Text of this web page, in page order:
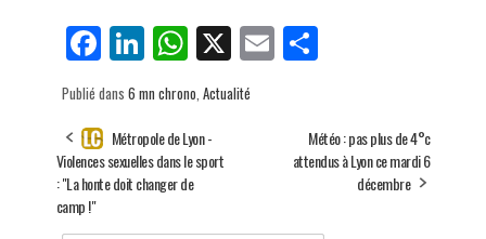
Fa
ce
bo
ok
Li
nk
ed
In
W
ha
ts
Ap
p
X E
m
Pa
rt
er
Publié dans 6 mn chrono Actualité
Métropole de Lyon -
Violences sexuelles dans le sport
: "La honte doit changer de
camp !"
Météo : pas plus de 4°c
attendus à Lyon ce mardi 6
décembre